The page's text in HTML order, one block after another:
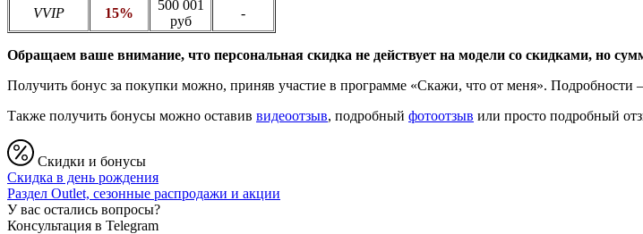
VVIP
15%
500 001
руб
-
Обращаем ваше внимание, что персональная скидка не действует на модели со скидками, но
Получить бонус за покупки можно, приняв участие в программе «Скажи, что от меня». Подробности
Также получить бонусы можно оставив видеоотзыв, подробный фотоотзыв или просто подробный
Скидки и бонусы
Скидка в день рождения
Раздел Outlet, сезонные распродажи и акции
У вас остались вопросы?
Консультация в Telegram